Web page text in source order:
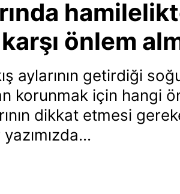
önlem
aylarının getirdiği
korunmak için hangi
dikkat etmesi